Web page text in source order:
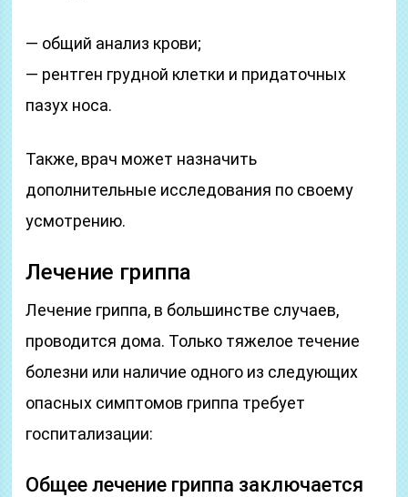
— общий анализ крови;
— рентген грудной клетки и придаточных
пазух носа.
Также, врач может назначить
дополнительные исследования по своему
усмотрению.
Лечение гриппа
Лечение гриппа, в большинстве случаев,
проводится дома. Только тяжелое течение
болезни или наличие одного из следующих
опасных симптомов гриппа требует
госпитализации:
Общее лечение гриппа заключается